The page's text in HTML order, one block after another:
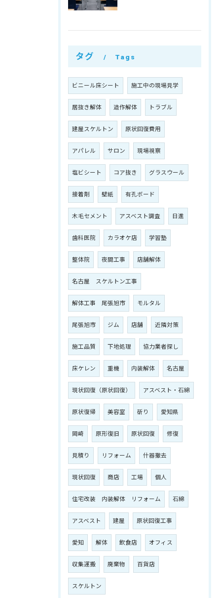
タグ Tags
ビニール床シート 施工中の現場見学
居抜き解体 造作解体 トラブル
建屋スケルトン 原状回復費用
アパレル サロン 現場視察
塩ビシート コア抜き グラスウール
接着剤 壁紙 有孔ボード
木毛セメント アスベスト調査 日進
歯科医院 カラオケ店 学習塾
整体院 夜間工事 店舗解体
名古屋 スケルトン工事
解体工事 尾張旭市 モルタル
尾張旭市 ジム 店舗 近隣対策
施工品質 下地処理 協力業者探し
床ケレン 重機 内装解体 名古屋
現状回復（原状回復） アスベスト・石綿
原状復帰 美容室 斫り 愛知県
岡崎 原形復旧 原状回復 修復
見積り リフォーム 什器撤去
現状回復 商店 工場 個人
住宅改装 内装解体 リフォーム 石綿
アスベスト 建屋 原状回復工事
愛知 解体 飲食店 オフィス
収集運搬 廃棄物 百貨店
スケルトン